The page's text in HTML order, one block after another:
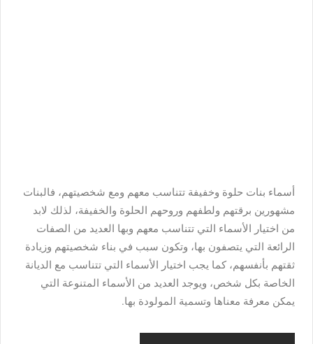
أسماء بنات حلوة وخفيفة تتناسب معهم ومع شخصيتهم، فالبنات
مشهورين برقتهم ولطفهم وروحهم الحلوة والخفيفة، لذلك لابد
من اختيار الأسماء التي تتناسب معهم وبها العديد من الصفات
الرائعة التي يتصفون بها، وتكون سبب في بناء شخصيتهم وزيادة
ثقتهم بأنفسهم، كما يجب اختيار الأسماء التي تتناسب مع الديانة
الخاصة بكل شخص، ويوجد العديد من الأسماء المتنوعة التي
يمكن معرفة معناها وتسمية المولودة بها.